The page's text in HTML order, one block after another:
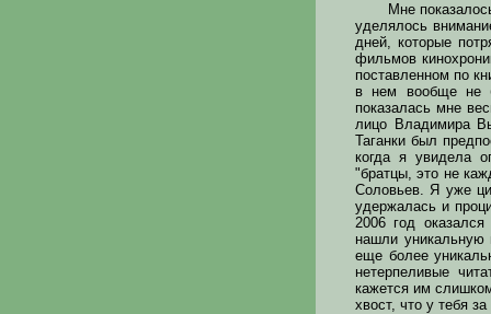
Мне
уделялось
дней, которые
фильмов
поставленном по
в нем вообще не
показалась мне
лицо Владимира
Таганки был
когда я увидела
"братцы, это не
Соловьев. Я уже
удержалась и
2006 год
нашли уникальную
еще более
нетерпеливые
кажется им
хвост, что у тебя